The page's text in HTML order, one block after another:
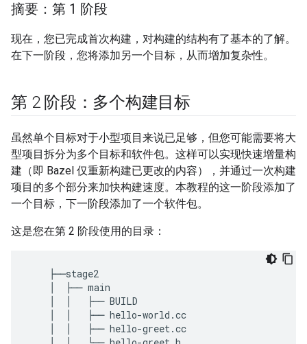
摘要：第 1 阶段
现在，您已完成首次构建，对构建的结构有了基本的了解。
在下一阶段，您将添加另一个目标，从而增加复杂性。
第 2 阶段：多个构建目标
虽然单个目标对于小型项目来说已足够，但您可能需要将大
型项目拆分为多个目标和软件包。这样可以实现快速增量构
建（即 Bazel 仅重新构建已更改的内容），并通过一次构建
项目的多个部分来加快构建速度。本教程的这一阶段添加了
一个目标，下一阶段添加了一个软件包。
这是您在第 2 阶段使用的目录：
├──stage2
├── main
├── BUILD
├── hello-world .cc
├── hello-greet.cc